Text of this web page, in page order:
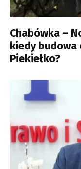
Chabówka –
kiedy budowa
Piekiełko?